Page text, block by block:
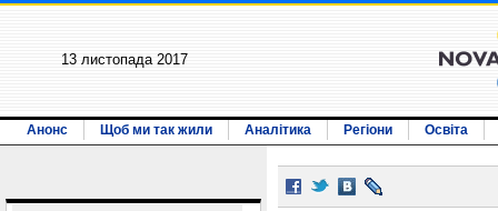
13 листопада 2017
Анонс Щоб ми так жили Аналітика Регіони Освіта